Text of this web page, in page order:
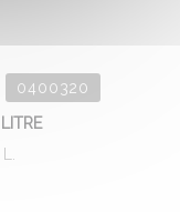
0400320